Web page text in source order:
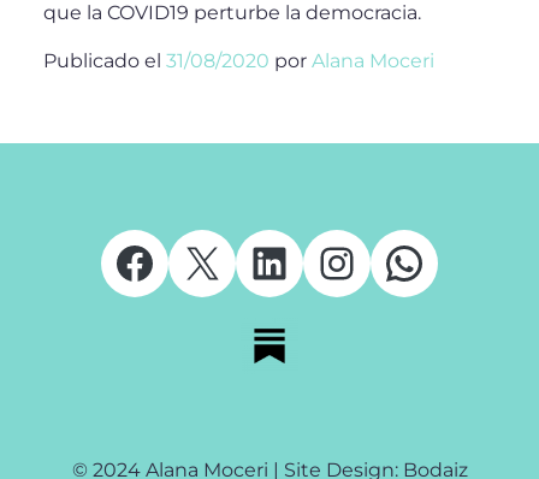
que la COVID19 perturbe la democracia.
Publicado el 31/08/2020 por Alana Moceri
Facebook
X LinkedIn
Instagram
© 2024 Alana Moceri | Site Design: Bodaiz